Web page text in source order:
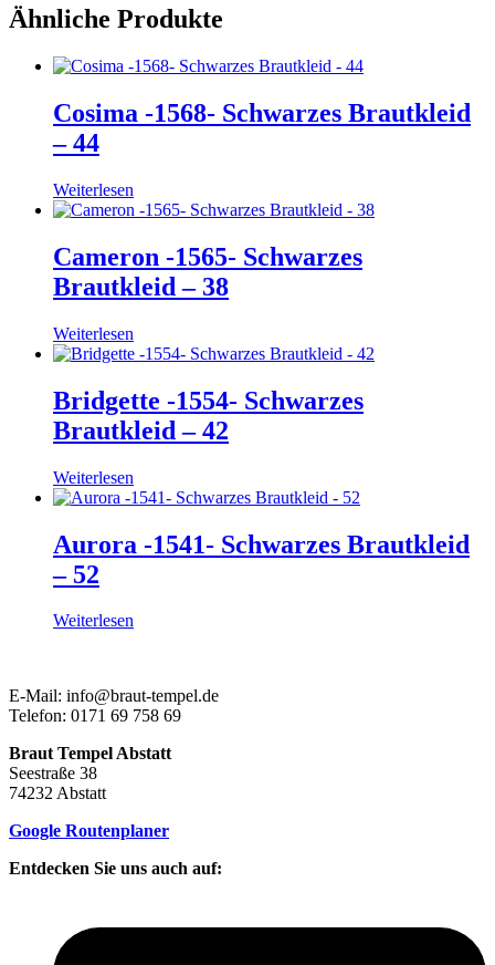
Ähnliche Produkte
Cosima -1568- Schwarzes Brautkleid
– 44
Weiterlesen
Cameron -1565- Schwarzes
Brautkleid – 38
Weiterlesen
Bridgette -1554- Schwarzes
Brautkleid – 42
Weiterlesen
Aurora -1541- Schwarzes Brautkleid
– 52
Weiterlesen
E-Mail: info@braut-tempel.de
Telefon: 0171 69 758 69
Braut Tempel Abstatt
Seestraße 38
74232 Abstatt
Google Routenplaner
Entdecken Sie uns auch auf: